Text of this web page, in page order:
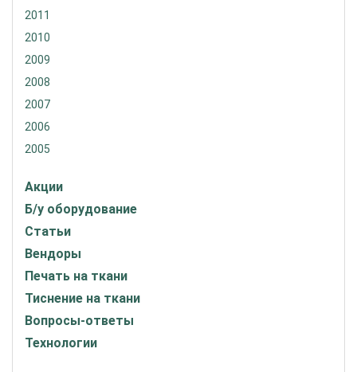
2011
2010
2009
2008
2007
2006
2005
Акции
Б/у оборудование
Статьи
Вендоры
Печать на ткани
Тиснение на ткани
Вопросы-ответы
Технологии